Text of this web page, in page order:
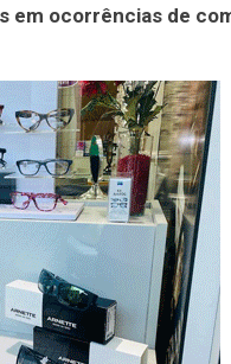
em ocorrências de